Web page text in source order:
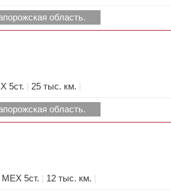
область.
5ст. 25 тыс. км.
область.
МЕХ 5ст. 12 тыс. км.